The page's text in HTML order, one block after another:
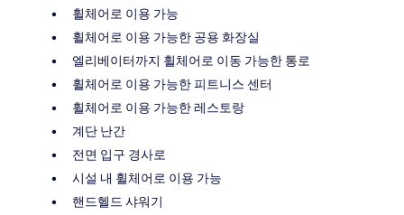
휠체어로 이용 가능
휠체어로 이용 가능한 공용 화장실
엘리베이터까지 휠체어로 이동 가능한 통로
휠체어로 이용 가능한 피트니스 센터
휠체어로 이용 가능한 레스토랑
계단 난간
전면 입구 경사로
시설 내 휠체어로 이용 가능
핸드헬드 샤워기